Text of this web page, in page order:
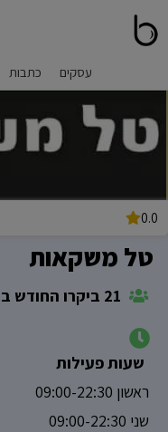
עסקים כתבות
0.0
טל משקאות
שעות פעילות
ראשון 09:00-22:30
שני 09:00-22:30